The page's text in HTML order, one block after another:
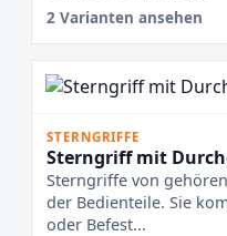
2 Varianten ansehen
STERNGRIFFE
Sterngriff mit
Sterngriffe von
der Bedienteile. Sie
oder Befest...